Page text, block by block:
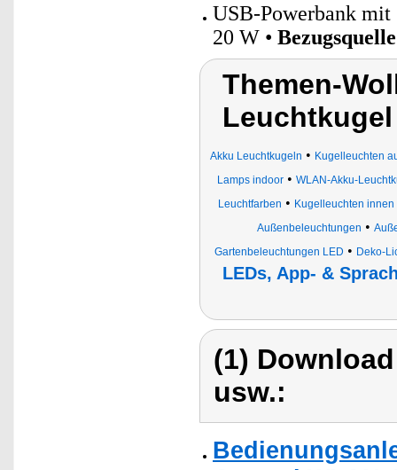
USB-Powerbank
20 W • Bezugsquelle
Themen-
Leuchtkugel
Akku Leuchtkugeln • Kugelleuchten
Lamps indoor • WLAN-Akku-
Leuchtfarben • Kugelleuchten innen
Außenbeleuchtungen •
Gartenbeleuchtungen LED • Deko-
LEDs, App- &
(1)
usw.: